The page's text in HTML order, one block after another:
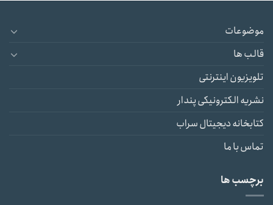
موضوعات
قالب ها
تلویزیون اینترنتی
نشریه الکترونیکی پندار
کتابخانه دیجیتال سراب
تماس با ما
برچسب ها